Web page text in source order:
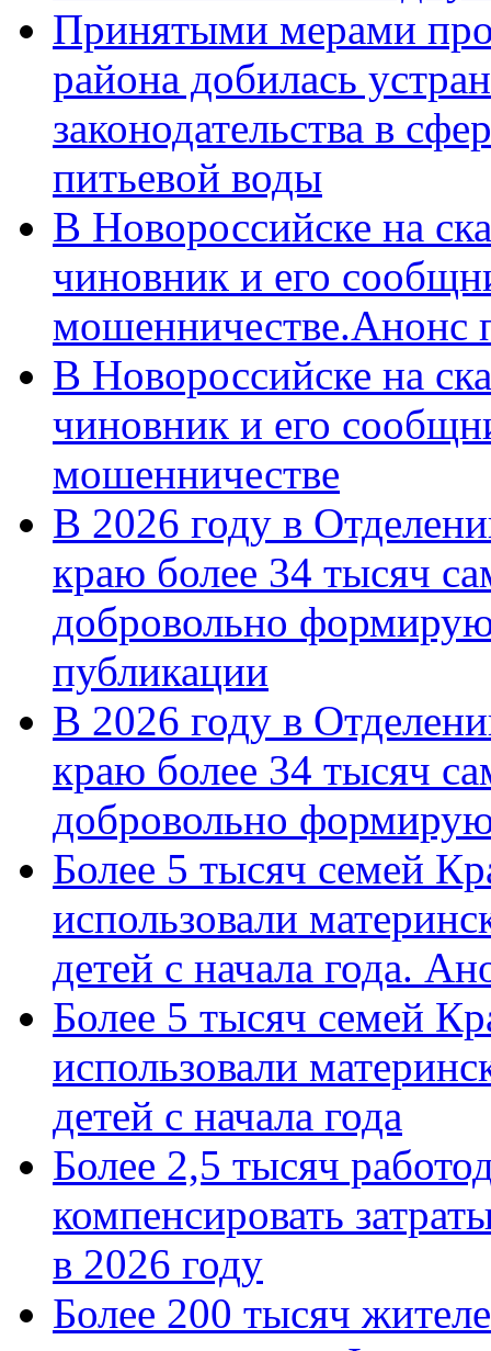
Принятыми мерами
района добилась
законодательства в
питьевой воды
В Новороссийске на
чиновник и его
мошенничестве.Анонс
В Новороссийске на
чиновник и его
мошенничестве
В 2026 году в
краю более 34 тысяч
добровольно
публикации
В 2026 году в
краю более 34 тысяч
добровольно
Более 5 тысяч семей
использовали
детей с начала года.
Более 5 тысяч семей
использовали
детей с начала года
Более 2,5 тысяч
компенсировать
в 2026 году
Более 200 тысяч